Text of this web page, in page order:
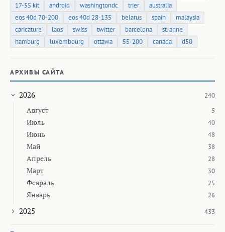
17-55 kit android washingtondc trier
australia
eos 40d 70-200
eos 40d 28-135 belarus spain
malaysia
caricature
laos swiss twitter barcelona
st. anne
hamburg
luxembourg ottawa 55-200 canada d50
АРХИВЫ САЙТА
2026 240
Август 5
Июль 40
Июнь 48
Май 38
Апрель 28
Март 30
Февраль 25
Январь 26
2025 433